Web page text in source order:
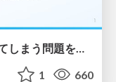
1 660